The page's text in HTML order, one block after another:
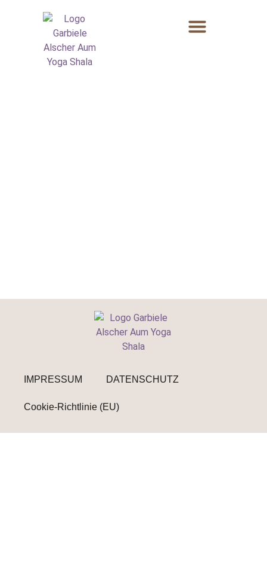
IMPRESSUM DATENSCHUTZ
Cookie-Richtlinie (EU)